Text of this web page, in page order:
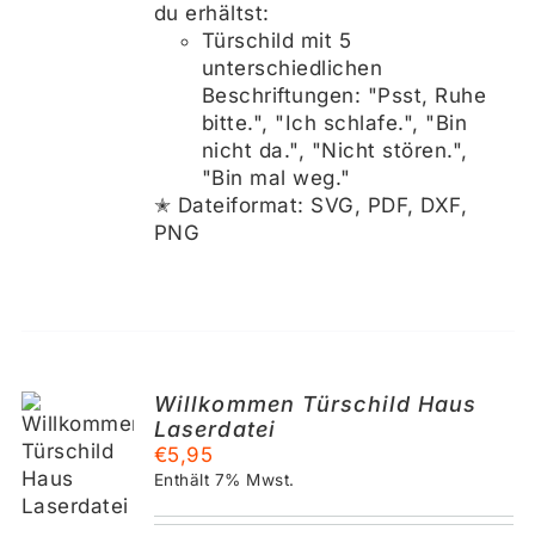
du erhältst:
Türschild mit 5
unterschiedlichen
Beschriftungen: "Psst, Ruhe
bitte.", "Ich schlafe.", "Bin
nicht da.", "Nicht stören.",
"Bin mal weg."
✭ Dateiformat: SVG, PDF, DXF,
PNG
Willkommen Türschild Haus
Laserdatei
€5,95
Enthält 7% Mwst.